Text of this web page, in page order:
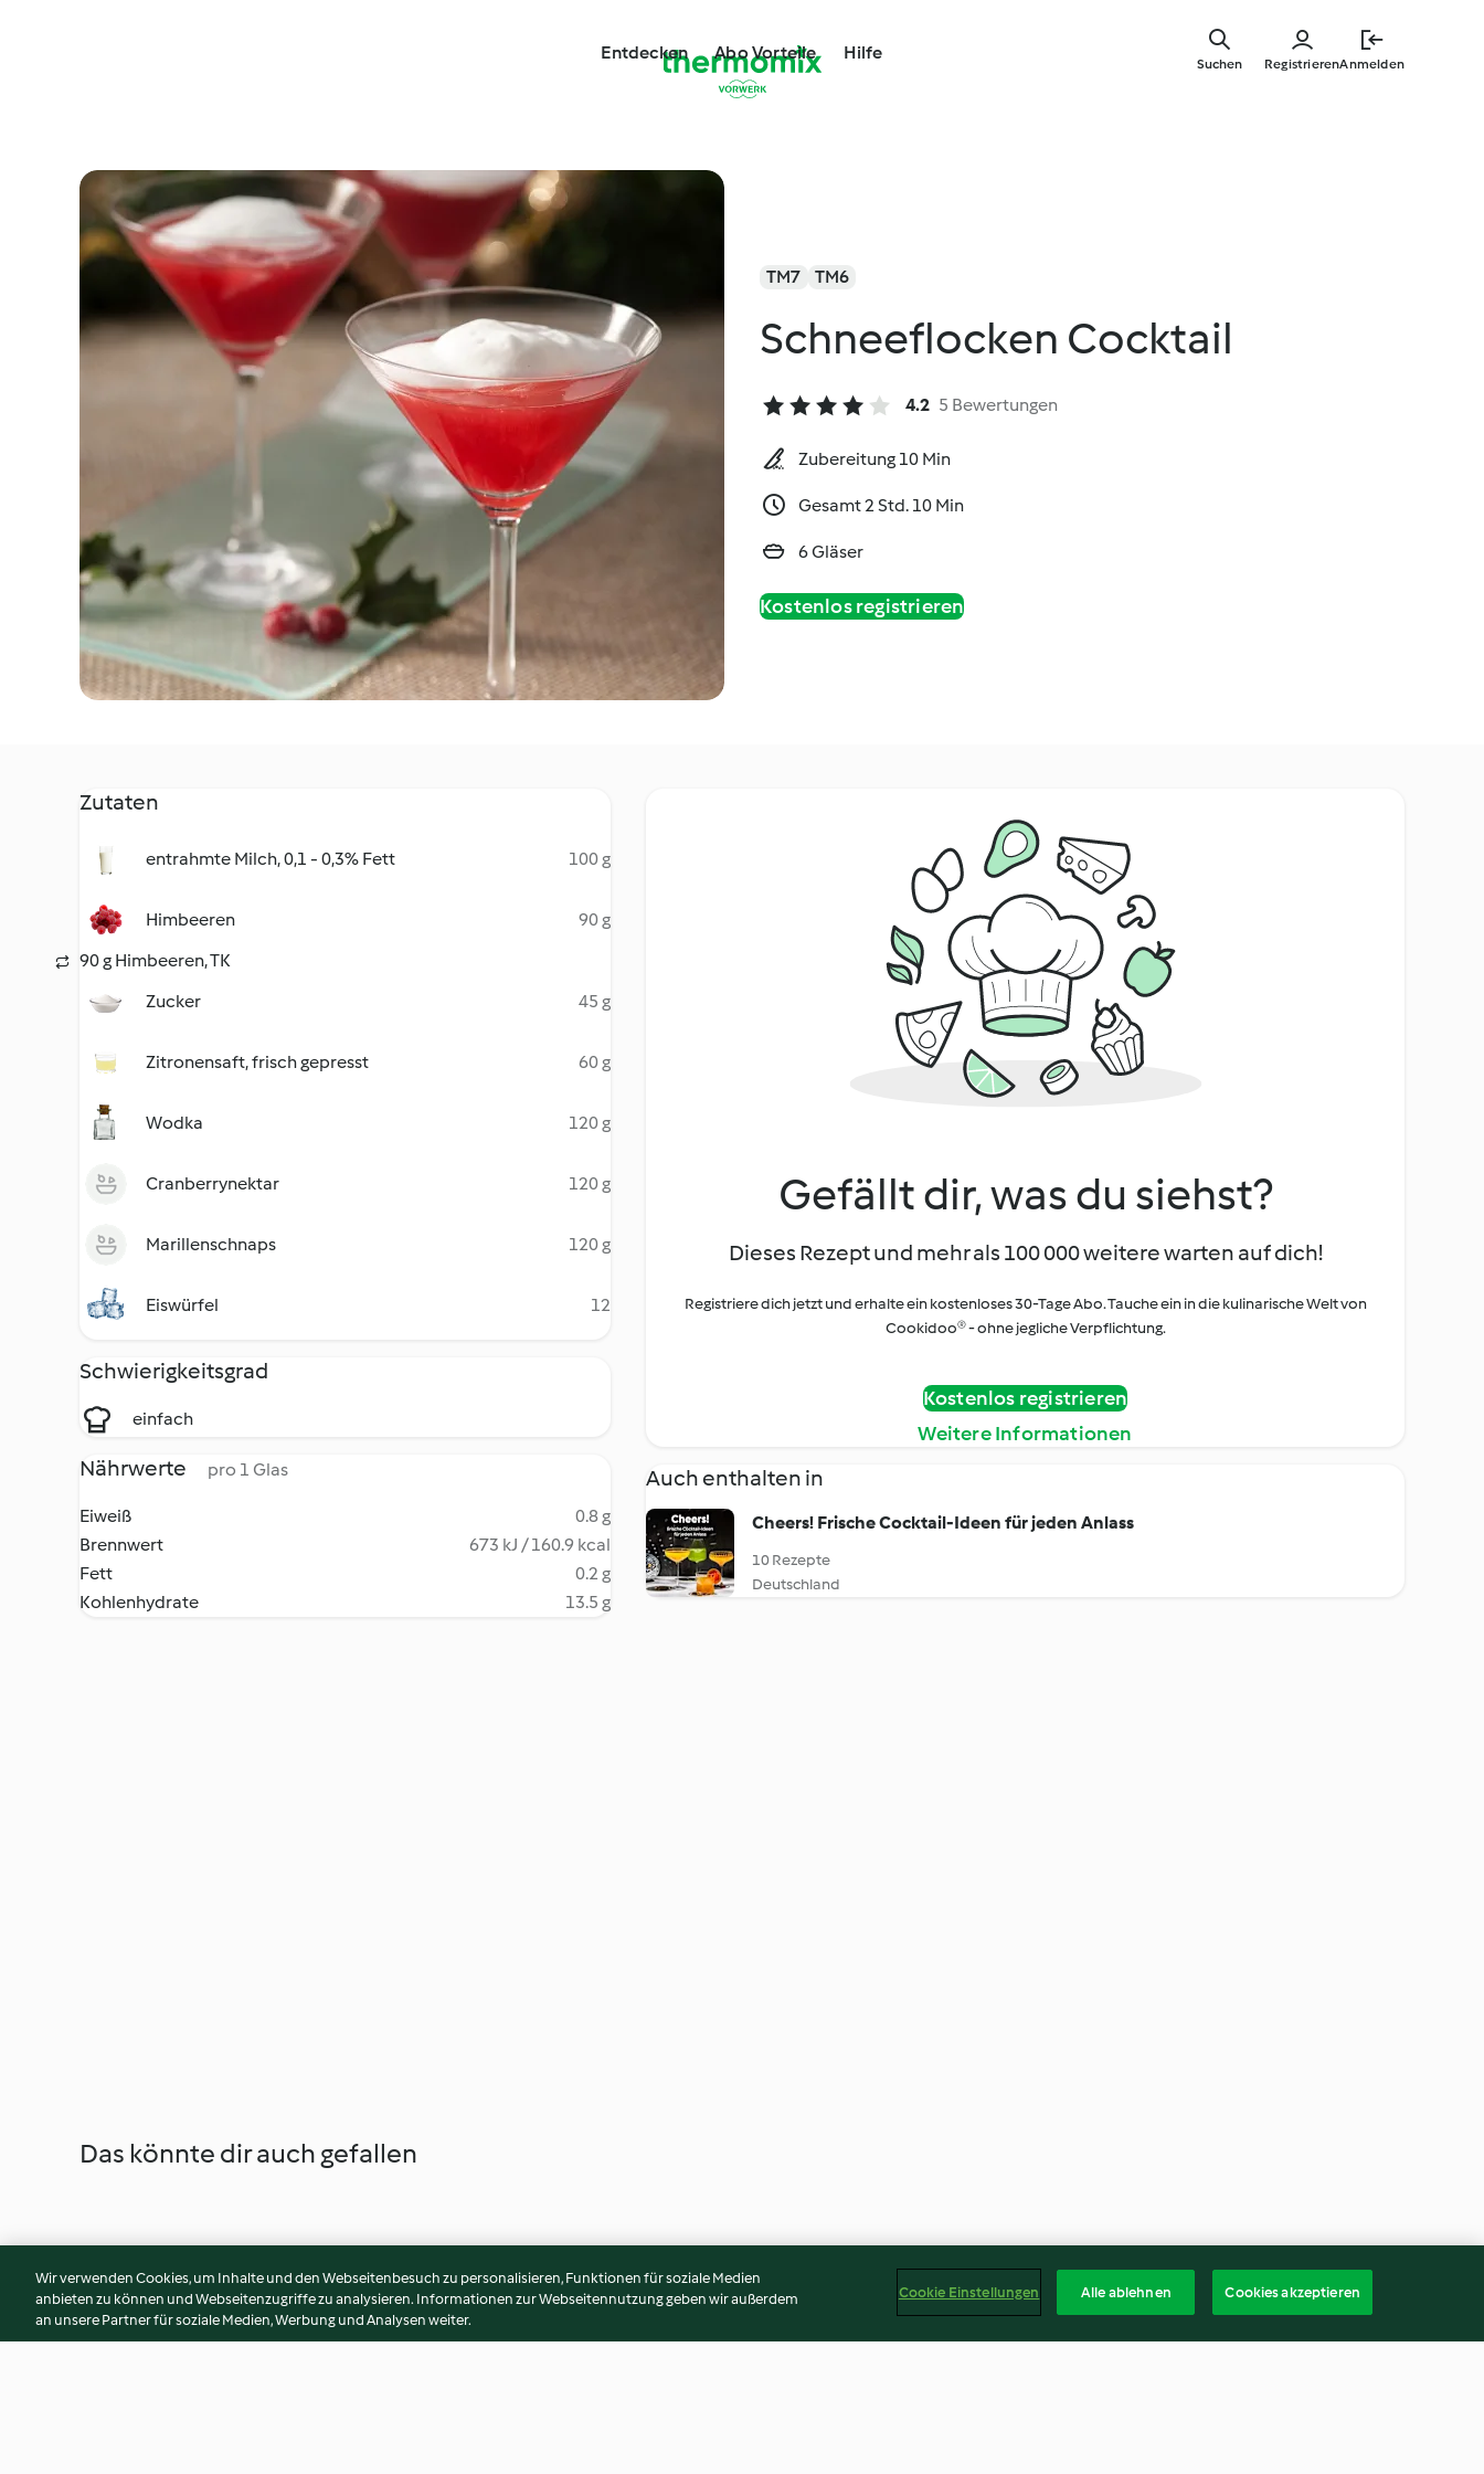
Entdecken Abo Vorteile Hilfe
RegistrierenAnmelden
Suchen
TM7 TM6
Schneeflocken Cocktail
4.2 5 Bewertungen
Zubereitung 10 Min
Gesamt 2 Std. 10 Min
6 Gläser
Kostenlos registrieren
Zutaten
entrahmte Milch, 0,1 - 0,3% Fett 100 g
Himbeeren
90 g
90 g Himbeeren, TK
Zucker
45 g
Zitronensaft, frisch gepresst 60 g
Wodka 120 g
Cranberrynektar 120 g
Marillenschnaps 120 g
Eiswürfel 12
Schwierigkeitsgrad
einfach
Nährwerte pro 1 Glas
Eiweiß
0.8 g
Brennwert
673 kJ / 160.9 kcal
Fett
0.2 g
Kohlenhydrate
13.5 g
Gefällt dir, was du siehst?
Dieses Rezept und mehr als 100 000 weitere warten auf dich!
Registriere dich jetzt und erhalte ein kostenloses 30-Tage Abo. Tauche ein in die kulinarische Welt von
Cookidoo® - ohne jegliche Verpflichtung.
Kostenlos registrieren
Weitere Informationen
Auch enthalten in
Cheers! Frische Cocktail-Ideen für jeden Anlass
10 Rezepte
Deutschland
Das könnte dir auch gefallen
Wir verwenden Cookies, um Inhalte und den Webseitenbesuch zu personalisieren, Funktionen für soziale Medien
anbieten zu können und Webseitenzugriffe zu analysieren. Informationen zur Webseitennutzung geben wir außerdem
an unsere Partner für soziale Medien, Werbung und Analysen weiter.
Cookie Einstellungen Alle ablehnen Cookies akzeptieren